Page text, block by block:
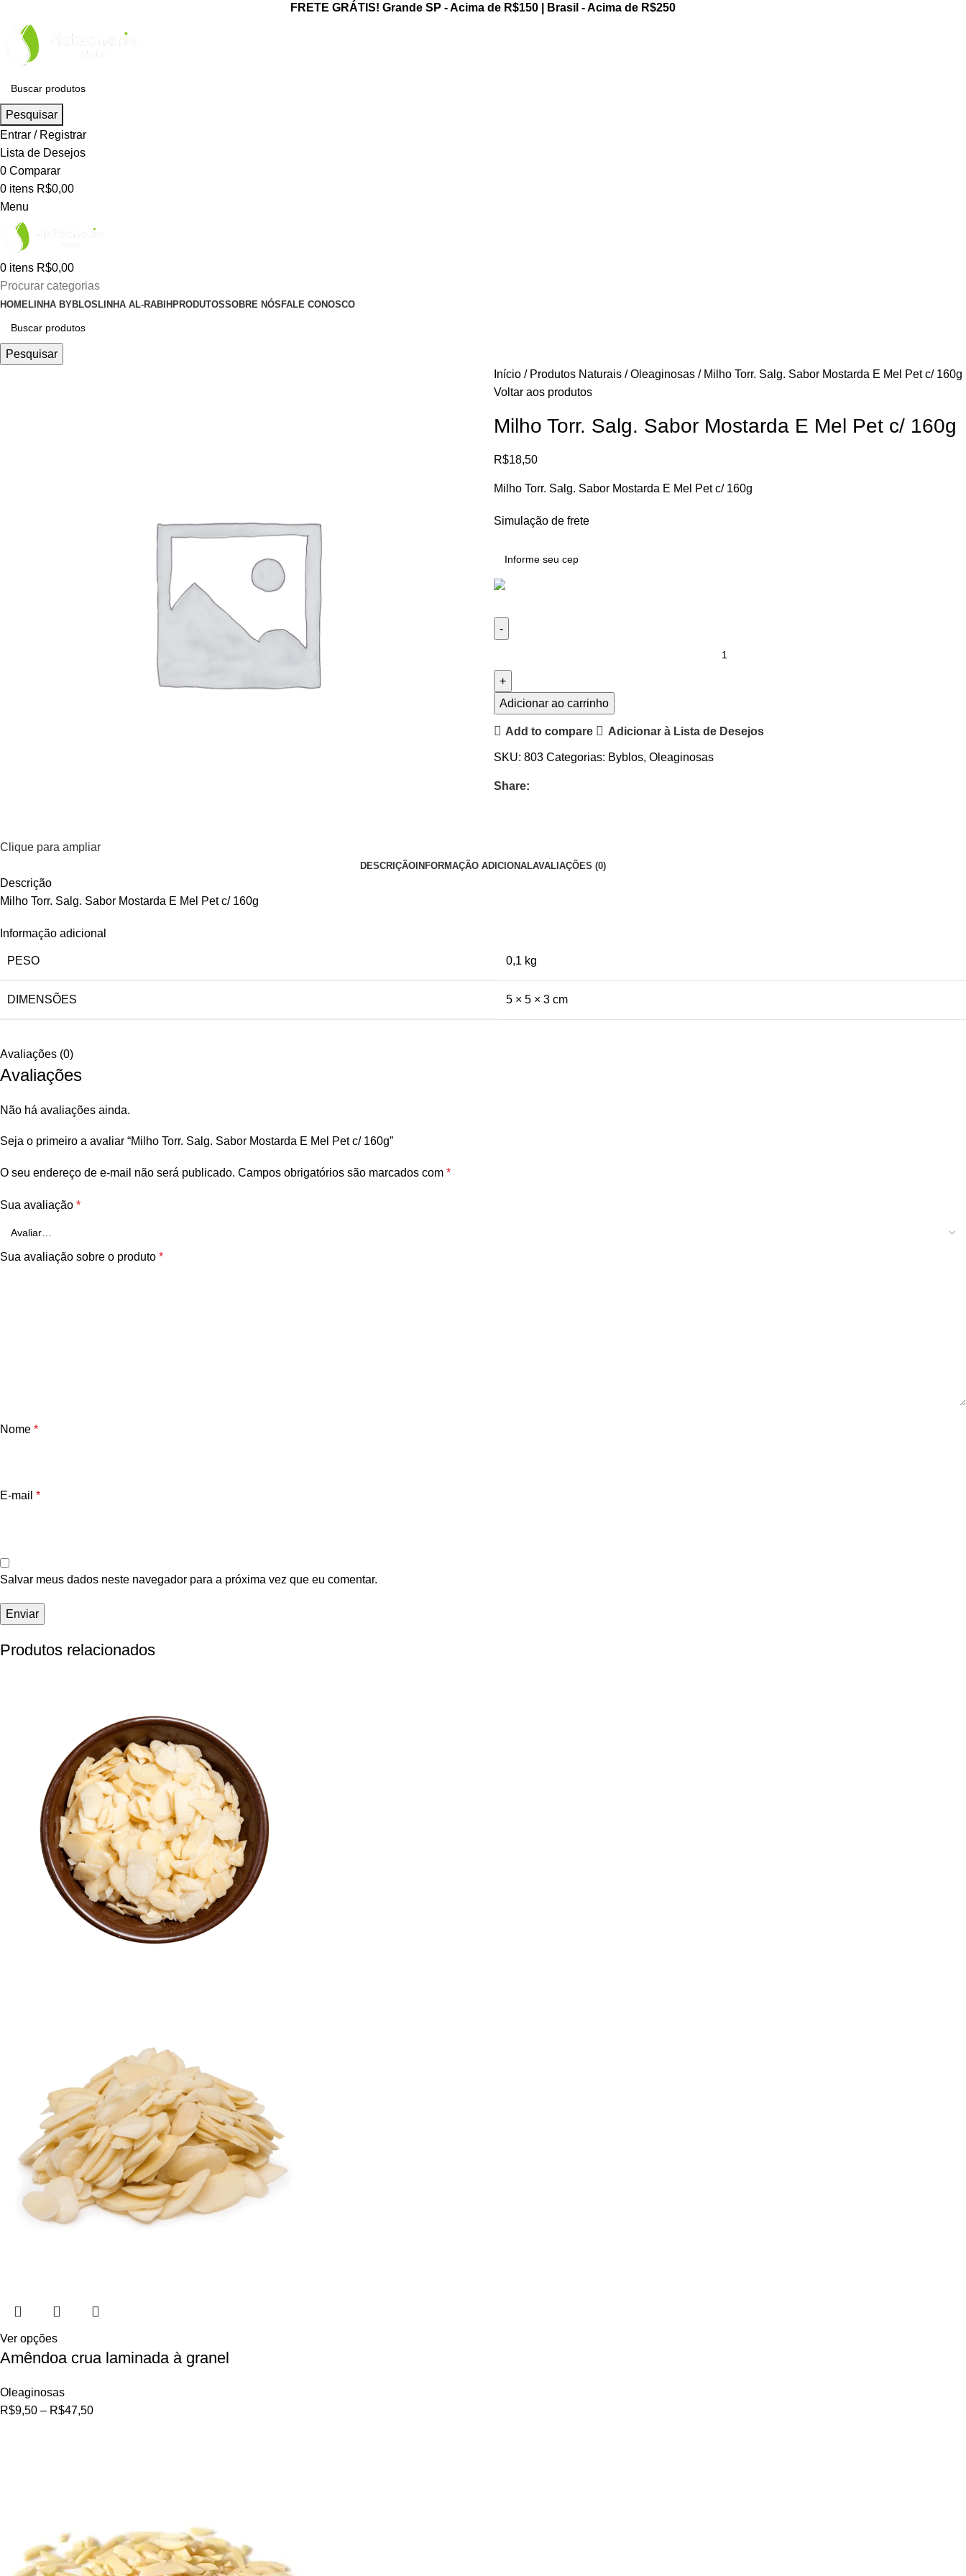
FRETE GRÁTIS! Grande SP - Acima de R$150 | Brasil - Acima de R$250
Pesquisar
Entrar / Registrar
Lista de Desejos
0 Comparar
0 itens R$0,00
Menu
0 itens R$0,00
Procurar categorias
HOMELINHA BYBLOS LINHA AL-RABIH PRODUTOSSOBRE NÓS FALE CONOSCO
Pesquisar
Clique para ampliar
Início Produtos Naturais Oleaginosas
Milho Torr. Salg. Sabor Mostarda E Mel Pet c/ 160g
Voltar aos produtos
Milho Torr. Salg. Sabor Mostarda E Mel Pet c/ 160g
R$18,50
Milho Torr. Salg. Sabor Mostarda E Mel Pet c/ 160g
Simulação de frete
Adicionar ao carrinho
Add to compare Adicionar à Lista de Desejos
SKU: 803 Categorias: Byblos, Oleaginosas
Share:
DESCRIÇÃO INFORMAÇÃO ADICIONALAVALIAÇÕES (0)
Descrição
Milho Torr. Salg. Sabor Mostarda E Mel Pet c/ 160g
Informação adicional
PESO 0,1 kg
DIMENSÕES 5 × 5 × 3 cm
Avaliações (0)
Avaliações
Não há avaliações ainda.
Seja o primeiro a avaliar “Milho Torr. Salg. Sabor Mostarda E Mel Pet c/ 160g”
O seu endereço de e-mail não será publicado. Campos obrigatórios são marcados com *
Sua avaliação *
Sua avaliação sobre o produto *
Nome *
E-mail *
Salvar meus dados neste navegador para a próxima vez que eu comentar.
Produtos relacionados
Ver opções
Amêndoa crua laminada à granel
Oleaginosas
R$9,50 – R$47,50